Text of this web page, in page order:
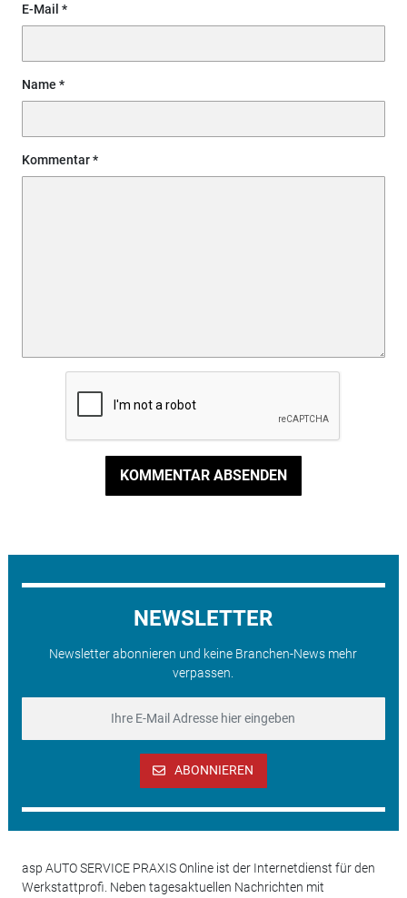
E-Mail
Name
Kommentar
KOMMENTAR ABSENDEN
NEWSLETTER
Newsletter abonnieren und keine Branchen-News mehr
verpassen.
ABONNIEREN
asp AUTO SERVICE PRAXIS Online ist der Internetdienst für den
Werkstattprofi. Neben tagesaktuellen Nachrichten mit